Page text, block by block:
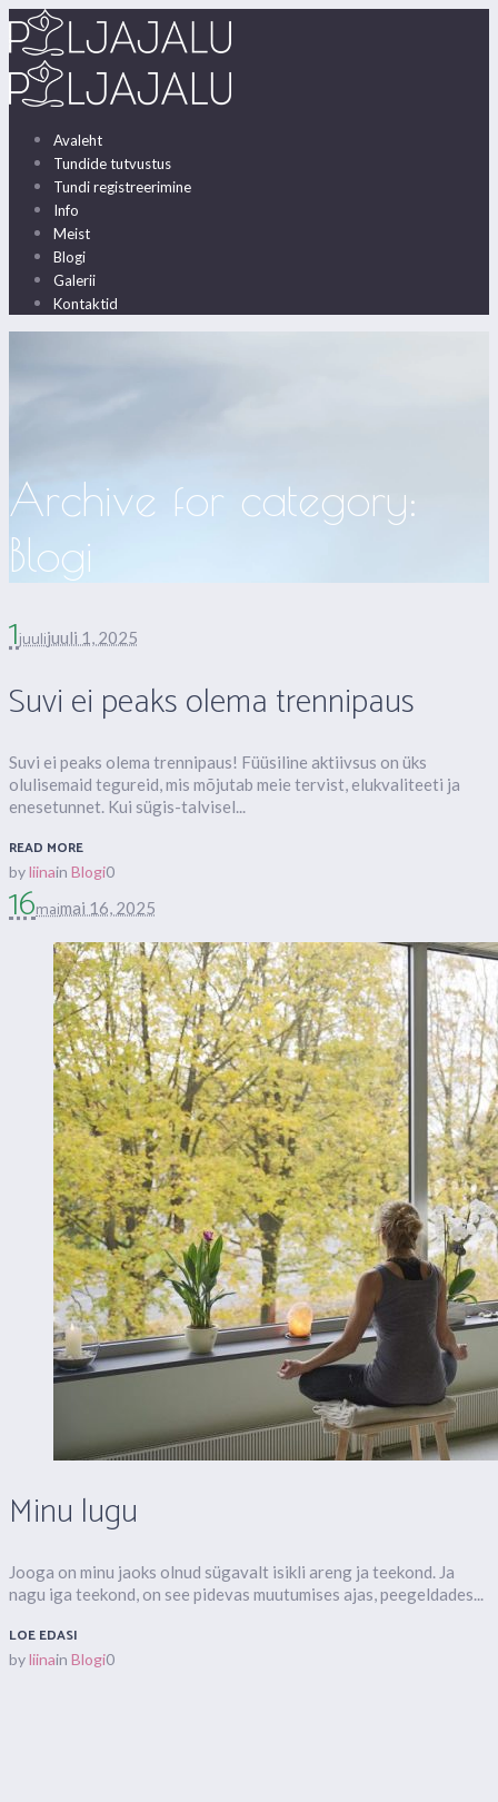
Avaleht
Tundide tutvustus
Tundi registreerimine
Info
Meist
Blogi
Galerii
Kontaktid
Archive for category:
Blogi
1juulijuuli 1, 2025
Suvi ei peaks olema trennipaus
Suvi ei peaks olema trennipaus! Füüsiline aktiivsus on üks
olulisemaid tegureid, mis mõjutab meie tervist, elukvaliteeti ja
enesetunnet. Kui sügis-talvisel...
READ MORE
byliinain Blogi0
16maimai 16, 2025
Minu lugu
Jooga on minu jaoks olnud sügavalt isikli areng ja teekond. Ja
nagu iga teekond, on see pidevas muutumises ajas, peegeldades...
LOE EDASI
byliinain Blogi0